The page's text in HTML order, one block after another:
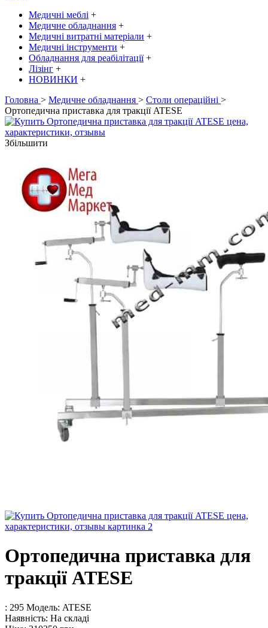
Медичні меблі +
Медичне обладнання +
Медичні витратні матеріали +
Медичні інструменти +
Обладнання для реабілітації +
Лізінг +
НОВИНКИ +
Головна > Медичне обладнання > Столи операційні >
Ортопедична приставка для тракції ATESE
Збільшити
Ортопедична приставка для
тракції ATESE
: 295 Модель: ATESE
Наявність: На складі